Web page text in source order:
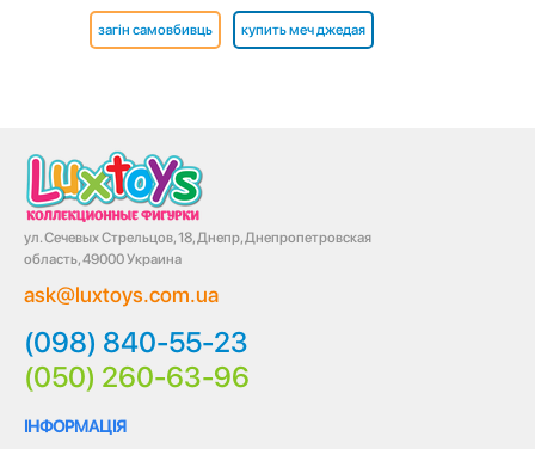
загін самовбивць купить меч джедая
ул. Сечевых Стрельцов, 18, Днепр, Днепропетровская
область, 49000 Украина
ask@luxtoys.com.ua
(098) 840-55-23
(050) 260-63-96
ІНФОРМАЦІЯ